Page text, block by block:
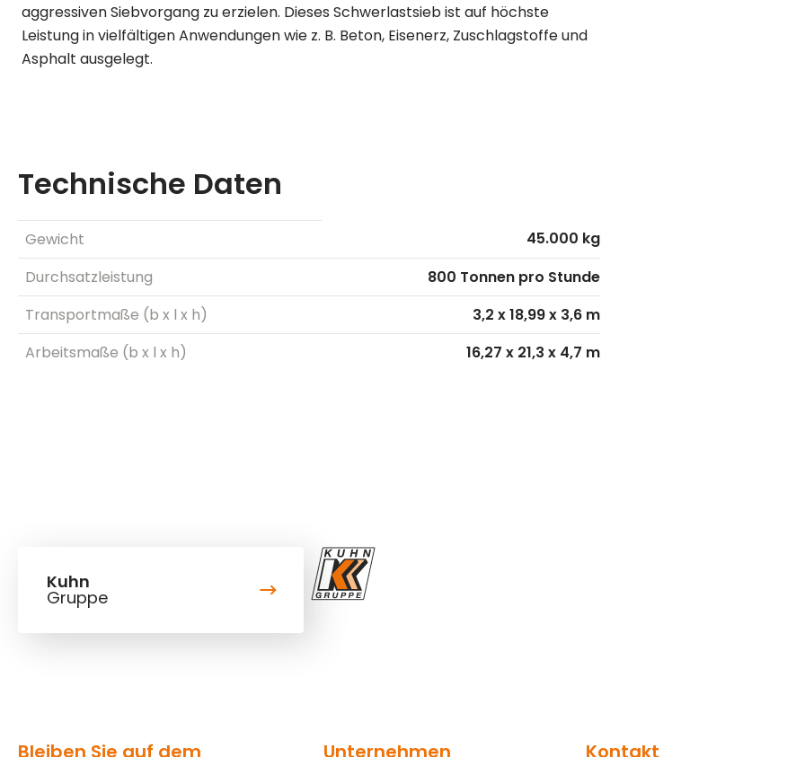
aggressiven Siebvorgang zu erzielen. Dieses Schwerlastsieb ist auf höchste
Leistung in vielfältigen Anwendungen wie z. B. Beton, Eisenerz, Zuschlagstoffe und
Asphalt ausgelegt.
Technische Daten
Gewicht
45.000 kg
Durchsatzleistung
800 Tonnen pro Stunde
Transportmaße (b x l x h)
3,2 x 18,99 x 3,6 m
Arbeitsmaße (b x l x h)
16,27 x 21,3 x 4,7 m
Kuhn
Gruppe
Bleiben Sie auf dem Unternehmen Kontakt